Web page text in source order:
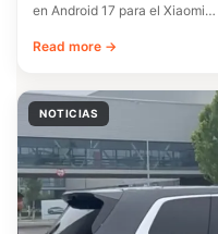
en Android 17 para el Xiaomi…
Read more →
NOTICIAS